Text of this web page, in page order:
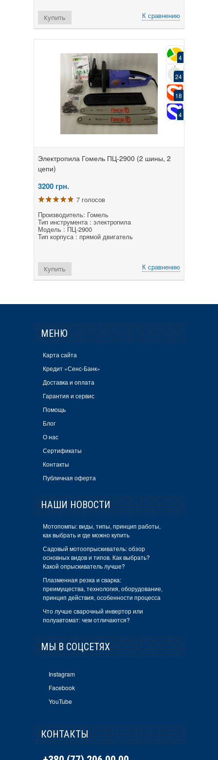
К сравнению
Купить
4
24
18
4
Электропила Гомель ПЦ-2900 (2 шины, 2
цепи)
3200 грн.
7 голосов
Производитель: Гомель
Тип инструмента : электропила
Модель : ПЦ-2900
Тип корпуса : прямой двигатель
К сравнению
Купить
МЕНЮ
Карта сайта
Кредит «Сенс-Банк»
Доставка и оплата
Гарантия и сервис
Помощь
Блог
О нас
Сертификаты
Контакты
Публичная оферта
НАШИ НОВОСТИ
Мотопомпы: виды, типы, принцип работы,
как выбрать и где можно купить
Садовый мотоопрыскиватель: обзор
основных видов и типов. Как выбрать?
Какой опрыскиватель лучше?
Плазменная резка и сварка:
преимущества, технология, оборудование,
принцип действия, особенности процесса
Что лучше сварочный инвертор или
полуавтомат: чем отличаются?
МЫ В СОЦСЕТЯХ
Instagram
Facebook
YouTube
КОНТАКТЫ